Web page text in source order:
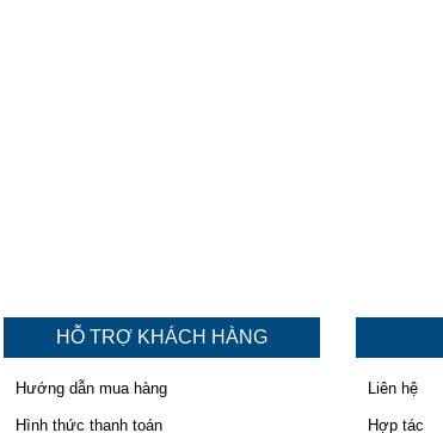
HỖ TRỢ KHÁCH HÀNG
Hướng dẫn mua hàng
Hình thức thanh toán
Liên hệ
Hợp tác